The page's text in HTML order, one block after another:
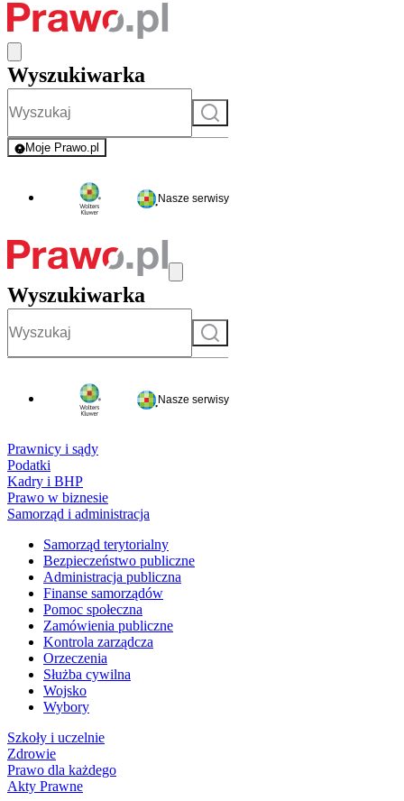
Wyszukiwarka
Szukaj
Moje Prawo.pl
- rejestracja i logowanie do serwisu
Nasze serwisy
Wyszukiwarka
Szukaj
Nasze serwisy
Prawnicy i sądy
Podatki
Kadry i BHP
Prawo w biznesie
Samorząd i administracja
Samorząd terytorialny
Bezpieczeństwo publiczne
Administracja publiczna
Finanse samorządów
Pomoc społeczna
Zamówienia publiczne
Kontrola zarządcza
Orzeczenia
Służba cywilna
Wojsko
Wybory
Szkoły i uczelnie
Zdrowie
Prawo dla każdego
Akty Prawne